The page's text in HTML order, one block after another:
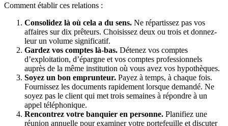
Comment établir ces relations :
Consolidez là où cela a du sens. Ne répartissez pas vos
affaires sur dix prêteurs. Choisissez deux ou trois et donnez-
leur un volume significatif.
Gardez vos comptes là-bas. Détenez vos comptes
d’exploitation, d’épargne et vos comptes professionnels
auprès de la même institution où vous avez vos hypothèques.
Soyez un bon emprunteur. Payez à temps, à chaque fois.
Fournissez les documents rapidement lorsque demandé. Ne
soyez pas le client qui met trois semaines à répondre à un
appel téléphonique.
Rencontrez votre banquier en personne. Planifiez une
réunion annuelle pour examiner votre portefeuille et discuter